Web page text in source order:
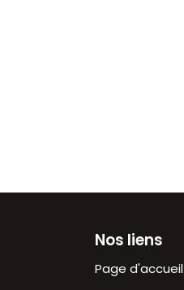
Nos liens
Page d'accueil